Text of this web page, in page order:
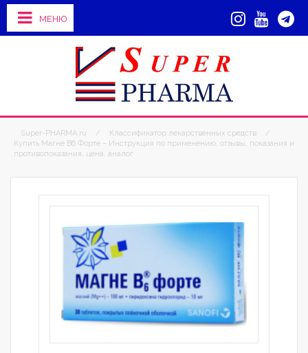
МЕНЮ
Super-PHARMA.ru / Классификатор лекарственных средств
/
Купить Магне В6 Форте – Инструкция по применению, отзывы, показания и
противопоказания, цена, аналог